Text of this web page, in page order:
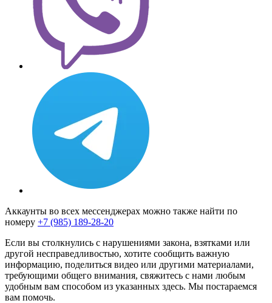
Аккаунты во всех мессенджерах можно также найти по
номеру +7 (985) 189-28-20
Если вы столкнулись с нарушениями закона, взятками или
другой несправедливостью, хотите сообщить важную
информацию, поделиться видео или другими материалами,
требующими общего внимания, свяжитесь с нами любым
удобным вам способом из указанных здесь. Мы постараемся
вам помочь.